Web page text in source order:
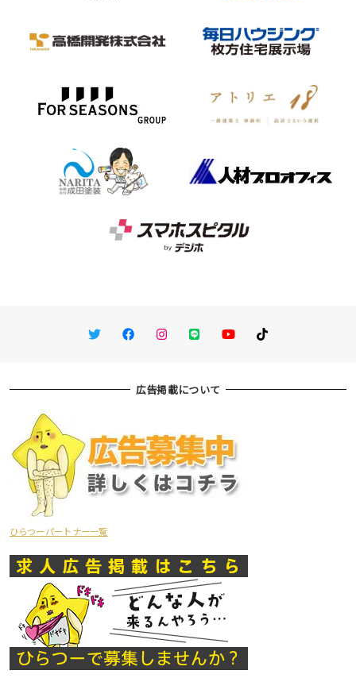
TwitterFacebookInstagram
LINE You TubeTikTok
広告掲載について
ひらつーパートナー一覧